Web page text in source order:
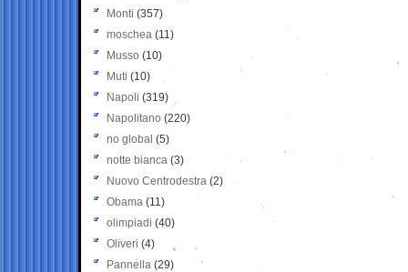
Monti (357)
moschea (11)
Musso (10)
Muti (10)
Napoli (319)
Napolitano (220)
no global (5)
notte bianca (3)
Nuovo Centrodestra (2)
Obama (11)
olimpiadi (40)
Oliveri (4)
Pannella (29)